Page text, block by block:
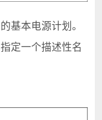
本电源计划。
定一个描述性名